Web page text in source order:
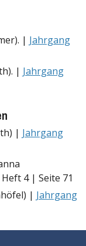
| Jahrgang
| Jahrgang
| Jahrgang
4 | Seite 71
| Jahrgang